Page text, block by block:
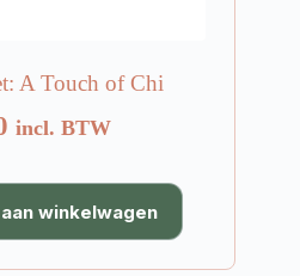
A Touch of Chi
incl. BTW
winkelwagen